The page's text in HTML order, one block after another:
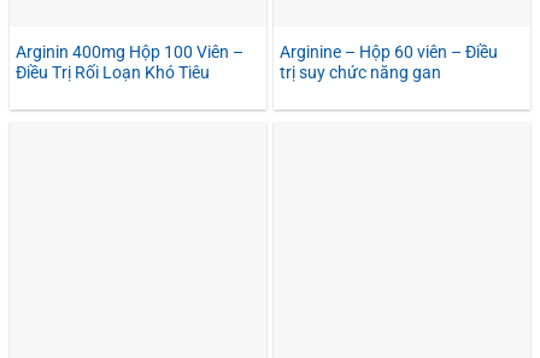
Arginin 400mg Hộp 100 Viên –
Điều Trị Rối Loạn Khó Tiêu
Arginine – Hộp 60 viên – Điều
trị suy chức năng gan